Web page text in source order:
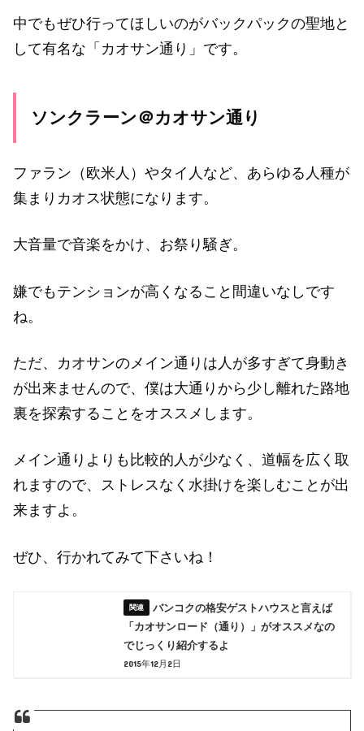
中でもぜひ行ってほしいのがバックパックの聖地と
して有名な「カオサン通り」です。
ソンクラーン＠カオサン通り
ファラン（欧米人）やタイ人など、あらゆる人種が
集まりカオス状態になります。
大音量で音楽をかけ、お祭り騒ぎ。
嫌でもテンションが高くなること間違いなしです
ね。
ただ、カオサンのメイン通りは人が多すぎて身動き
が出来ませんので、僕は大通りから少し離れた路地
裏を探索することをオススメします。
メイン通りよりも比較的人が少なく、道幅を広く取
れますので、ストレスなく水掛けを楽しむことが出
来ますよ。
ぜひ、行かれてみて下さいね！
バンコクの格安ゲストハウスと言えば
「カオサンロード（通り）」がオススメなの
でじっくり紹介するよ
2015年12月2日